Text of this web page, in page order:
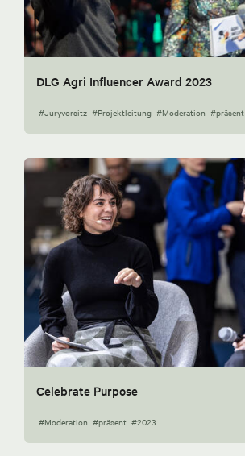
DLG Agri Influencer Award 2023
#Juryvorsitz #Projektleitung #Moderation #präsent
Celebrate Purpose
#Moderation #präsent #2023